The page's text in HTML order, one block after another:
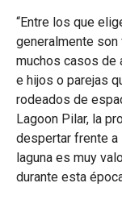
“Entre los que
generalmente
muchos casos de
e hijos o parejas
rodeados de
Lagoon Pilar, la
despertar frente a
laguna es muy
durante esta